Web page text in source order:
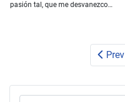
pasión tal, que me desvanezco…
Prev